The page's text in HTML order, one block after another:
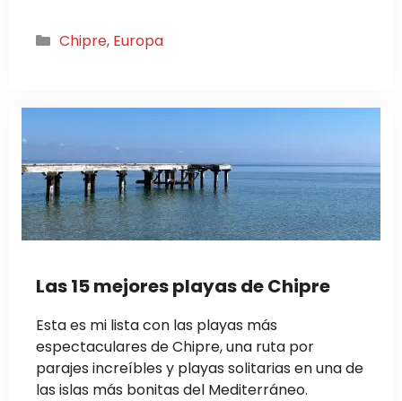
Categorías
Chipre, Europa
Las 15 mejores playas de Chipre
Esta es mi lista con las playas más
espectaculares de Chipre, una ruta por
parajes increíbles y playas solitarias en una de
las islas más bonitas del Mediterráneo.